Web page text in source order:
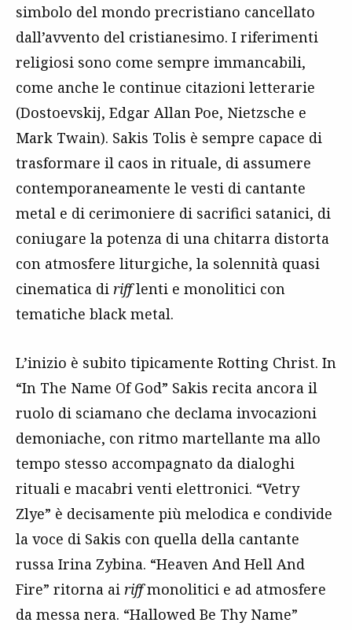
simbolo del mondo precristiano cancellato
dall’avvento del cristianesimo. I riferimenti
religiosi sono come sempre immancabili,
come anche le continue citazioni letterarie
(Dostoevskij, Edgar Allan Poe, Nietzsche e
Mark Twain). Sakis Tolis è sempre capace di
trasformare il caos in rituale, di assumere
contemporaneamente le vesti di cantante
metal e di cerimoniere di sacrifici satanici, di
coniugare la potenza di una chitarra distorta
con atmosfere liturgiche, la solennità quasi
cinematica di rifflenti e monolitici con
tematiche black metal.
L’inizio è subito tipicamente Rotting Christ. In
“In The Name Of God” Sakis recita ancora il
ruolo di sciamano che declama invocazioni
demoniache, con ritmo martellante ma allo
tempo stesso accompagnato da dialoghi
rituali e macabri venti elettronici. “Vetry
Zlye” è decisamente più melodica e condivide
la voce di Sakis con quella della cantante
russa Irina Zybina. “Heaven And Hell And
Fire” ritorna ai riffmonolitici e ad atmosfere
da messa nera. “Hallowed Be Thy Name”